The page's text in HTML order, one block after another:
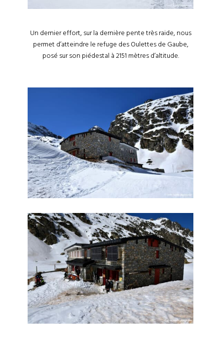
Un dernier effort, sur la dernière pente très raide, nous
permet d’atteindre le refuge des Oulettes de Gaube,
posé sur son piédestal à 2151 mètres d’altitude.